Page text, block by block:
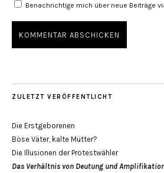
Benachrichtige mich über neue Beiträge
ZULETZT VERÖFFENTLICHT
Die Erstgeborenen
Böse Väter, kalte Mütter?
Die Illusionen der Protestwähler
Das Verhältnis von Deutung und